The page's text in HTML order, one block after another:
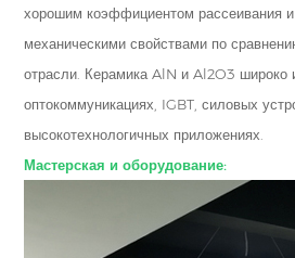
хорошим коэффициентом рассеивания
механическими свойствами по
отрасли. Керамика AlN и Al2O3 широко
оптокоммуникациях, IGBT, силовых
высокотехнологичных приложениях.
Мастерская и оборудование: